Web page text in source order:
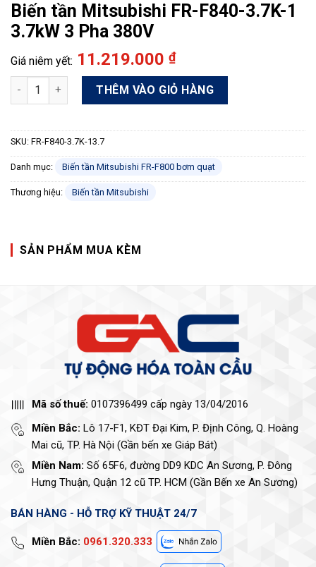
Biến tần Mitsubishi FR-F840-3.7K-1
3.7kW 3 Pha 380V
11.219.000 ₫
Biến tần Mitsubishi FR-F840-3.7K-1 3.7kW 3 Pha 380V số lượng
THÊM VÀO GIỎ HÀNG
SKU: FR-F840-3.7K-13.7
Danh mục: Biến tần Mitsubishi FR-F800 bơm quạt
Thương hiệu: Biến tần Mitsubishi
SẢN PHẨM MUA KÈM
Mã số thuế: 0107396499 cấp ngày 13/04/2016
Miền Bắc: Lô 17-F1, KĐT Đại Kim, P. Định Công, Q. Hoàng
Mai cũ, TP. Hà Nội (Gần bến xe Giáp Bát)
Miền Nam: Số 65F6, đường DD9 KDC An Sương, P. Đông
Hưng Thuận, Quận 12 cũ TP. HCM (Gần Bến xe An Sương)
BÁN HÀNG - HỖ TRỢ KỸ THUẬT 24/7
Miền Bắc: 0961.320.333